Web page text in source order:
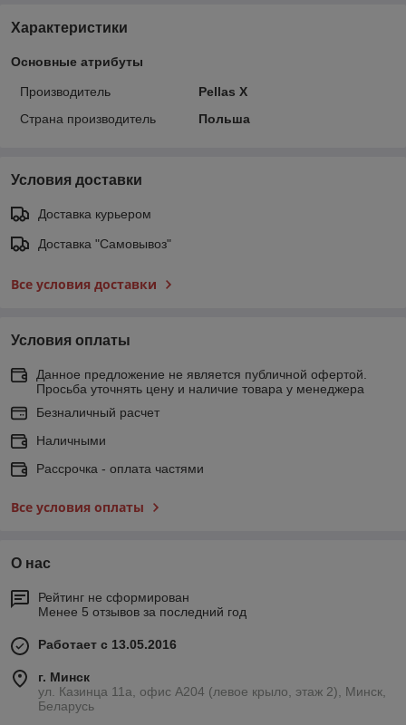
Характеристики
Основные атрибуты
Производитель
Pellas X
Страна производитель
Польша
Условия доставки
Доставка курьером
Доставка "Самовывоз"
Все условия доставки
Условия оплаты
Данное предложение не является публичной офертой.
Просьба уточнять цену и наличие товара у менеджера
Безналичный расчет
Наличными
Рассрочка - оплата частями
Все условия оплаты
О нас
Рейтинг не сформирован
Менее 5 отзывов за последний год
Работает с 13.05.2016
г. Минск
ул. Казинца 11а, офис А204 (левое крыло, этаж 2), Минск,
Беларусь